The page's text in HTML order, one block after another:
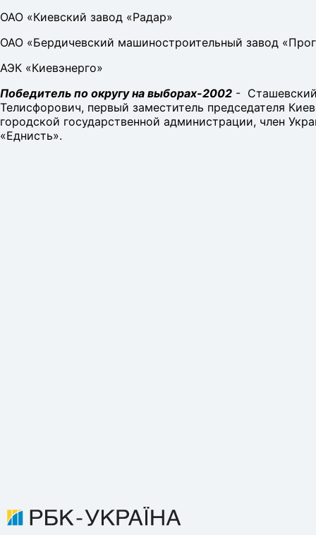
ОАО «Киевский завод «Радар»
ОАО «Бердичевский машиностроительный завод
АЭК «Киевэнерго»
Победитель по округу на выборах-2002 -
Телисфорович, первый заместитель председателя
городской государственной администрации, член
«Еднисть».